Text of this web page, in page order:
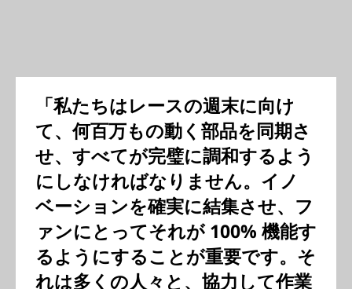
「私たちはレースの週末に向け
て、何百万もの動く部品を同期さ
せ、すべてが完璧に調和するよう
にしなければなりません。イノ
ベーションを確実に結集させ、フ
ァンにとってそれが 100% 機能す
るようにすることが重要です。そ
れは多くの人々と、協力して作業